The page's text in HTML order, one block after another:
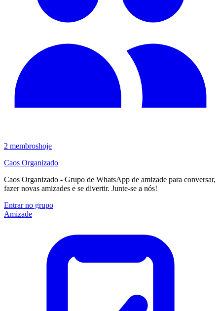
2 membroshoje
Caos Organizado
Caos Organizado - Grupo de WhatsApp de amizade para conversar,
fazer novas amizades e se divertir. Junte-se a nós!
Entrar no grupo
Amizade